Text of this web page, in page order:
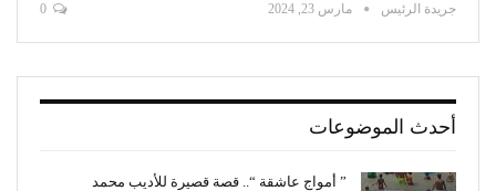
جريدة الرئيس مارس 23, 2024
أحدث الموضوعات
” أمواج عاشقة “.. قصة قصيرة للأديب محمد